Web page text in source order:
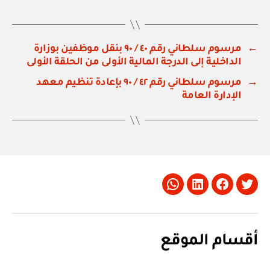
←
مرسوم سلطاني رقم ٤٠ / ٩٠ بنقل موظفين بوزارة
الداخلية إلى الدرجة المالية الأولى من الحلقة الأولى
→
مرسوم سلطاني رقم ٤٢ / ٩٠ بإعادة تنظيم معهد
الإدارة العامة
Twitter
Facebook
LinkedIn
Whatsapp
أقسام الموقع